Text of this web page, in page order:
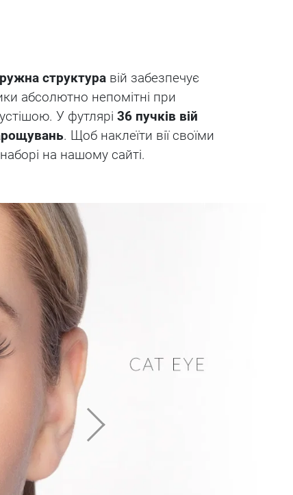
структура вій забезпечує
абсолютно непомітні при
У футлярі 36 пучків вій
. Щоб наклеїти вії своїми
на нашому сайті.